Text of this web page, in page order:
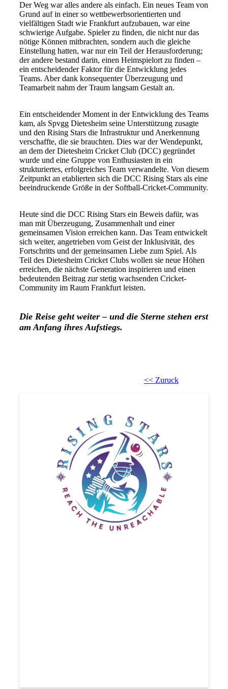
Der Weg war alles andere als einfach. Ein neues Team von
Grund auf in einer so wettbewerbsorientierten und
vielfältigen Stadt wie Frankfurt aufzubauen, war eine
schwierige Aufgabe. Spieler zu finden, die nicht nur das
nötige Können mitbrachten, sondern auch die gleiche
Einstellung hatten, war nur ein Teil der Herausforderung;
der andere bestand darin, einen Heimspielort zu finden –
ein entscheidender Faktor für die Entwicklung jedes
Teams. Aber dank konsequenter Überzeugung und
Teamarbeit nahm der Traum langsam Gestalt an.
Ein entscheidender Moment in der Entwicklung des Teams
kam, als Spvgg Dietesheim seine Unterstützung zusagte
und den Rising Stars die Infrastruktur und Anerkennung
verschaffte, die sie brauchten. Dies war der Wendepunkt,
an dem der Dietesheim Cricket Club (DCC) gegründet
wurde und eine Gruppe von Enthusiasten in ein
strukturiertes, erfolgreiches Team verwandelte. Von diesem
Zeitpunkt an etablierten sich die DCC Rising Stars als eine
beeindruckende Größe in der Softball-Cricket-Community.
Heute sind die DCC Rising Stars ein Beweis dafür, was
man mit Überzeugung, Zusammenhalt und einer
gemeinsamen Vision erreichen kann. Das Team entwickelt
sich weiter, angetrieben vom Geist der Inklusivität, des
Fortschritts und der gemeinsamen Liebe zum Spiel. Als
Teil des Dietesheim Cricket Clubs wollen sie neue Höhen
erreichen, die nächste Generation inspirieren und einen
bedeutenden Beitrag zur stetig wachsenden Cricket-
Community im Raum Frankfurt leisten.
Die Reise geht weiter – und die Sterne stehen erst
am Anfang ihres Aufstiegs.
<< Zuruck